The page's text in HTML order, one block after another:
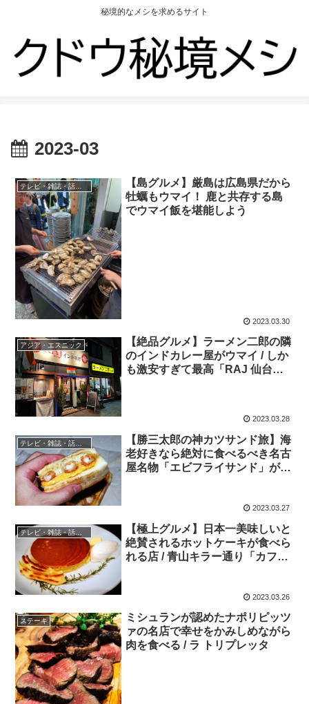
秘境的なメシを求めるサイト
2023-03
【島グルメ】厳島は広島県だから
牡蠣もウマイ！ 鹿と共存する島
でウマイ飯を堪能しよう
2023.03.30
アジア・エスニック
【絶品グルメ】ラーメン二郎の隣
のインドカレー屋がウマイ / しか
も激安すぎて最高「RAJ 仙台
2023.03.28
【勝三太郎の神カツサンド旅】海
老好きなら絶対に食べるべき名古
屋名物「エビフライサンド」が絶
2023.03.27
【極上グルメ】日本一美味しいと
絶賛されるホットケーキが食べら
れる店 / 青山キラー通り「カフェ
2023.03.26
ステーキ
ミシュランが認めたナポリピッツ
ァの名店で幸せをかみしめながら
肉を食べる / ラ トリプレッタ